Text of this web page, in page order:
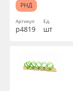
Артикул
р4819
Ед.
шт
РНД